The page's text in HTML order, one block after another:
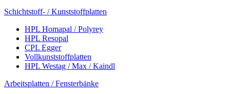
Schichtstoff- / Kunststoffplatten
HPL Homapal / Polyrey
HPL Resopal
CPL Egger
Vollkunststoffplatten
HPL Westag / Max / Kaindl
Arbeitsplatten / Fensterbänke